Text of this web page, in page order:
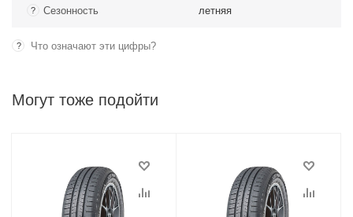
? Сезонность летняя
? Что означают эти цифры?
Могут тоже подойти